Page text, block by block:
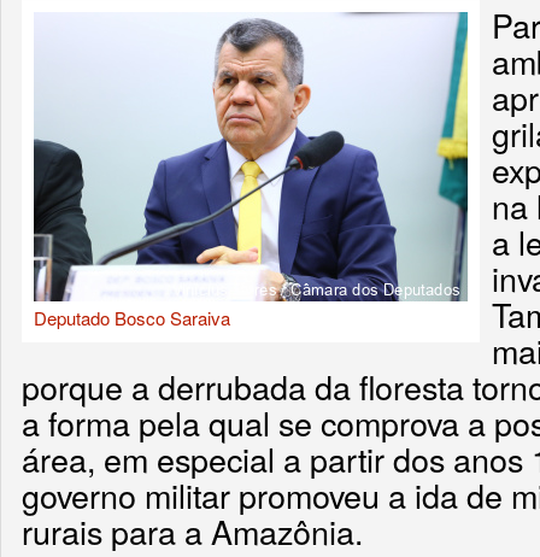
Deputado Bosco Saraiva
na
a
porque a derrubada da floresta
a forma pela qual se comprova a
área, em especial a partir dos anos
governo militar promoveu a ida de
rurais para a Amazônia.